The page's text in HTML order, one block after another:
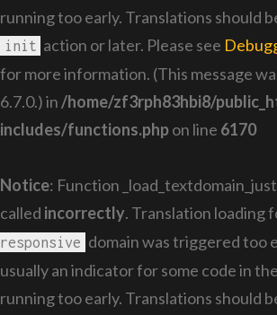
running too early. Translations should
init action or later. Please see
for more information. (This message
6.7.0.) in /home/zf3rph83hbi8/
includes/functions.phpon line 6170
Notice: Function
called incorrectly. Translation loading
responsive domain was triggered too
usually an indicator for some code in
running too early. Translations should